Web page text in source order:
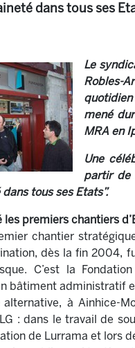
dans tous ses
Le
Robles-
quotidien
mené
MRA en
Une
partir de
tous ses Etats”.
les premiers chantiers
chantier
dès la fin 2004,
C’est la
bâtiment administratif
alternative, à Ainhice-
: dans le travail de
de Lurrama et lors